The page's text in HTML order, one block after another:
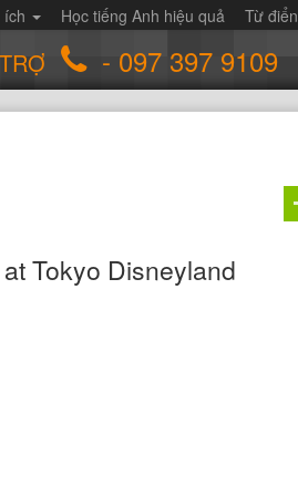
ích Học tiếng Anh hiệu quả Từ điển
- 097 397 9109
Tokyo Disneyland